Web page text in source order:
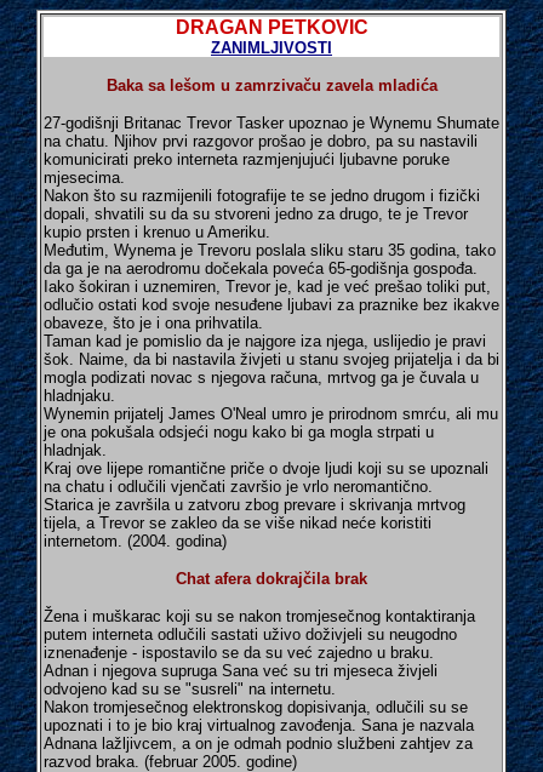
DRAGAN PETKOVIC
ZANIMLJIVOSTI
Baka sa lešom u zamrzivaču zavela mladića
27-godišnji Britanac Trevor Tasker upoznao je Wynemu Shumate
na chatu. Njihov prvi razgovor prošao je dobro, pa su nastavili
komunicirati preko interneta razmjenjujući ljubavne poruke
mjesecima.
Nakon što su razmijenili fotografije te se jedno drugom i fizički
dopali, shvatili su da su stvoreni jedno za drugo, te je Trevor
kupio prsten i krenuo u Ameriku.
Međutim, Wynema je Trevoru poslala sliku staru 35 godina, tako
da ga je na aerodromu dočekala poveća 65-godišnja gospođa.
Iako šokiran i uznemiren, Trevor je, kad je već prešao toliki put,
odlučio ostati kod svoje nesuđene ljubavi za praznike bez ikakve
obaveze, što je i ona prihvatila.
Taman kad je pomislio da je najgore iza njega, uslijedio je pravi
šok. Naime, da bi nastavila živjeti u stanu svojeg prijatelja i da bi
mogla podizati novac s njegova računa, mrtvog ga je čuvala u
hladnjaku.
Wynemin prijatelj James O'Neal umro je prirodnom smrću, ali mu
je ona pokušala odsjeći nogu kako bi ga mogla strpati u
hladnjak.
Kraj ove lijepe romantične priče o dvoje ljudi koji su se upoznali
na chatu i odlučili vjenčati završio je vrlo neromantično.
Starica je završila u zatvoru zbog prevare i skrivanja mrtvog
tijela, a Trevor se zakleo da se više nikad neće koristiti
internetom. (2004. godina)
Chat afera dokrajčila brak
Žena i muškarac koji su se nakon tromjesečnog kontaktiranja
putem interneta odlučili sastati uživo doživjeli su neugodno
iznenađenje - ispostavilo se da su već zajedno u braku.
Adnan i njegova supruga Sana već su tri mjeseca živjeli
odvojeno kad su se "susreli" na internetu.
Nakon tromjesečnog elektronskog dopisivanja, odlučili su se
upoznati i to je bio kraj virtualnog zavođenja. Sana je nazvala
Adnana lažljivcem, a on je odmah podnio službeni zahtjev za
razvod braka. (februar 2005. godine)